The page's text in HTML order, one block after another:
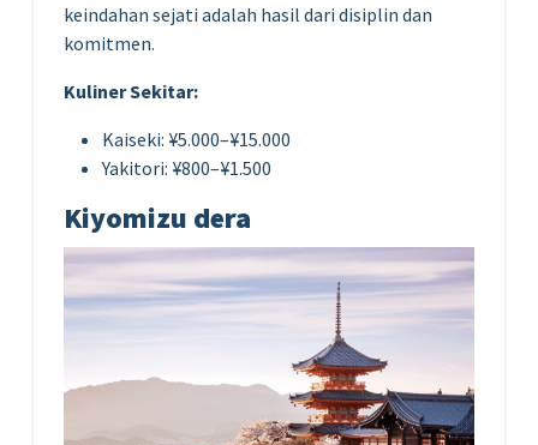
keindahan sejati adalah hasil dari disiplin dan
komitmen.
Kuliner Sekitar:
Kaiseki: ¥5.000–¥15.000
Yakitori: ¥800–¥1.500
Kiyomizu dera